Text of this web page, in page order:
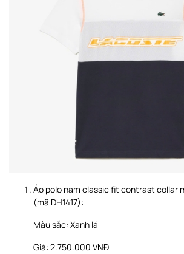
Áo polo nam classic fit contrast collar
(mã DH1417):
Màu sắc: Xanh lá
Giá: 2.750.000 VNĐ